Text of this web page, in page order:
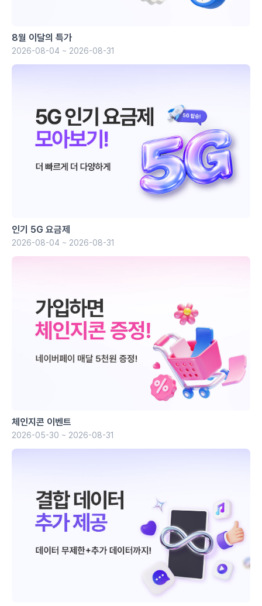
8월 이달의 특가
2026-08-04 ~ 2026-08-31
인기 5G 요금제
2026-08-04 ~ 2026-08-31
체인지콘 이벤트
2026-05-30 ~ 2026-08-31